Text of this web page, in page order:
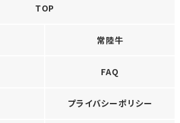
TOP
常陸牛
FAQ
プライバシーポリシー